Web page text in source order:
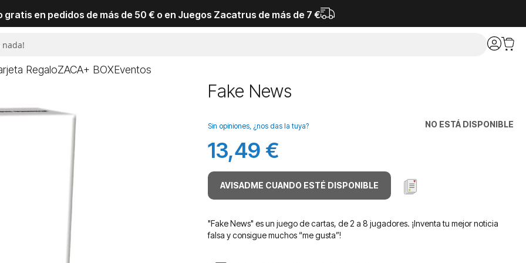
gratis en pedidos de más de 50 € o en Juegos Zacatrus de más de 7 €
RegaloZACA+ BOXEventos
Fake News
NO ESTÁ DISPONIBLE
Sin opiniones, ¿nos das la tuya?
13,49 €
AVISADME CUANDO ESTÉ DISPONIBLE
"Fake News" es un juego de cartas, de 2 a 8 jugadores. ¡Inventa tu mejor noticia
falsa y consigue muchos “me gusta”!